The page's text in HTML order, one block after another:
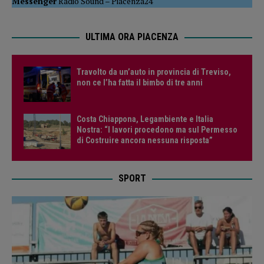
ULTIMA ORA PIACENZA
Travolto da un’auto in provincia di Treviso,
non ce l’ha fatta il bimbo di tre anni
Costa Chiappona, Legambiente e Italia
Nostra: “I lavori procedono ma sul Permesso
di Costruire ancora nessuna risposta”
SPORT